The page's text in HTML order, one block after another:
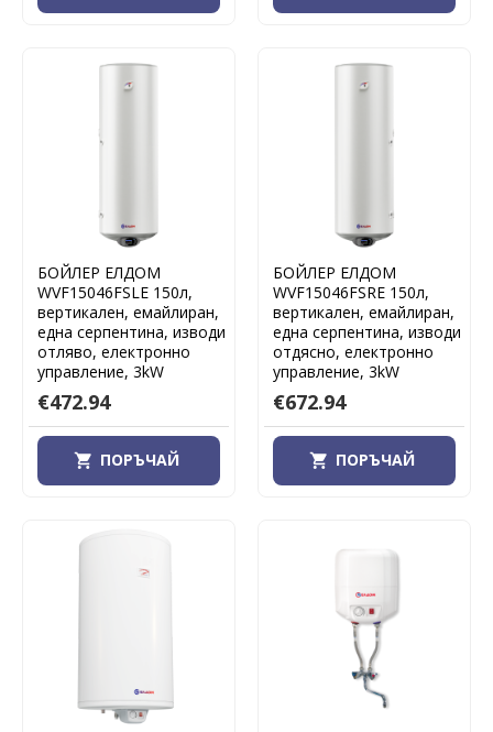
БОЙЛЕР ЕЛДОМ
WVF15046FSLE 150л,
вертикален, емайлиран,
eдна серпентина, изводи
отляво, електронно
управление, 3kW
€472.94
ПОРЪЧАЙ
БОЙЛЕР ЕЛДОМ
WVF15046FSRE 150л,
вертикален, емайлиран,
eдна серпентина, изводи
отдясно, електронно
управление, 3kW
€672.94
ПОРЪЧАЙ